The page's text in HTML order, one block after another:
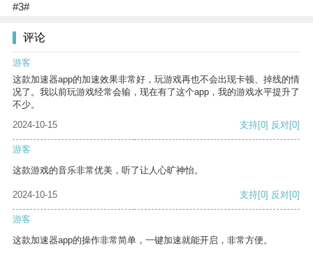
#3#
评论
游客
这款加速器app的加速效果非常好，玩游戏再也不会出现卡顿、掉线的情
况了。我以前玩游戏经常会输，现在有了这个app，我的游戏水平提升了
不少。
2024-10-15
支持[0] 反对[0]
游客
这款游戏的音乐非常优美，听了让人心旷神怡。
2024-10-15 支持[0] 反对[0]
游客
这款加速器app的操作非常简单，一键加速就能开启，非常方便。